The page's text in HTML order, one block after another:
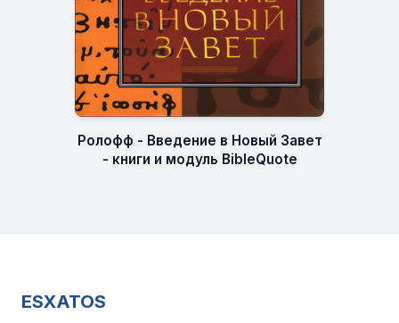
Ролофф - Введение в Новый Завет
- книги и модуль BibleQuote
ESXATOS